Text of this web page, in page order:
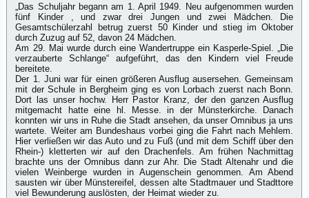
„Das Schuljahr begann am 1. April 1949. Neu aufgenommen wurden
fünf Kinder , und zwar drei Jungen und zwei Mädchen. Die
Gesamtschülerzahl betrug zuerst 50 Kinder und stieg im Oktober
durch Zuzug auf 52, davon 24 Mädchen.
Am 29. Mai wurde durch eine Wandertruppe ein Kasperle-Spiel. „Die
verzauberte Schlange“ aufgeführt, das den Kindern viel Freude
bereitete.
Der 1. Juni war für einen größeren Ausflug ausersehen. Gemeinsam
mit der Schule in Bergheim ging es von Lorbach zuerst nach Bonn.
Dort las unser hochw. Herr Pastor Kranz, der den ganzen Ausflug
mitgemacht hatte eine hl. Messe. in der Münsterkirche. Danach
konnten wir uns in Ruhe die Stadt ansehen, da unser Omnibus ja uns
wartete. Weiter am Bundeshaus vorbei ging die Fahrt nach Mehlem.
Hier verließen wir das Auto und zu Fuß (und mit dem Schiff über den
Rhein-) kletterten wir auf den Drachenfels. Am frühen Nachmittag
brachte uns der Omnibus dann zur Ahr. Die Stadt Altenahr und die
vielen Weinberge wurden in Augenschein genommen. Am Abend
sausten wir über Münstereifel, dessen alte Stadtmauer und Stadttore
viel Bewunderung auslösten, der Heimat wieder zu.